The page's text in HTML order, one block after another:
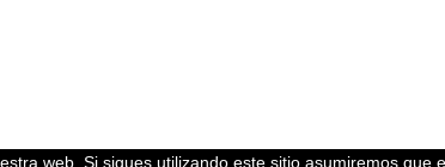
web. Si sigues utilizando este sitio asumiremos que